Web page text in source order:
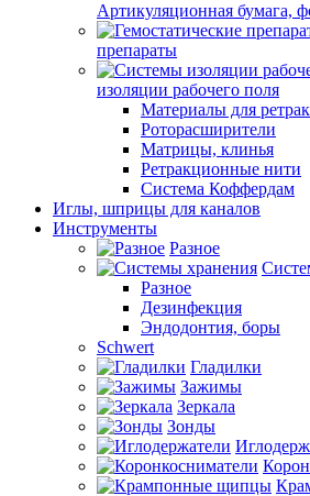
Артикуляционная бумага,
препараты
изоляции рабочего поля
Материалы для
Роторасширители
Матрицы, клинья
Ретракционные нити
Система Коффердам
Иглы, шприцы для каналов
Инструменты
Разное
Разное
Дезинфекция
Эндодонтия, боры
Schwert
Гладилки
Зажимы
Зеркала
Зонды